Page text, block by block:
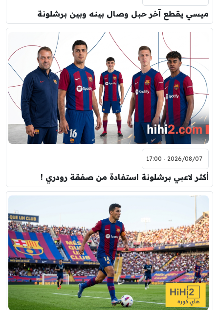
ميسي يقطع آخر حبل وصال بينه وبين برشلونة
2026/08/07 - 17:00
أكثر لاعبي برشلونة استفادة من صفقة رودري !